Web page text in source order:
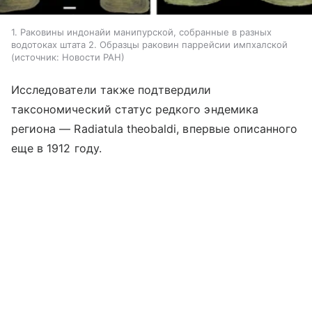
1. Раковины индонайи манипурской, собранные в разных
водотоках штата 2. Образцы раковин паррейсии импхалской
источник: Новости РАН
Исследователи также подтвердили
таксономический статус редкого эндемика
региона — Radiatula theobaldi, впервые описанного
еще в 1912 году.